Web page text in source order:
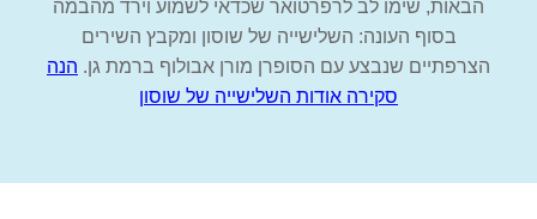
הבאות, שימו לב לרפרטואר שכדאי לשמוע וירד מהבמה
בסוף העונה: השלישייה של שוסון ומקבץ השירים
הצרפתיים שנבצע עם הסופרן מורן אבולוף ברמת גן. הנה
סקירה אודות השלישייה של שוסון